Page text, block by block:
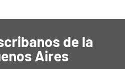
de la
Aires